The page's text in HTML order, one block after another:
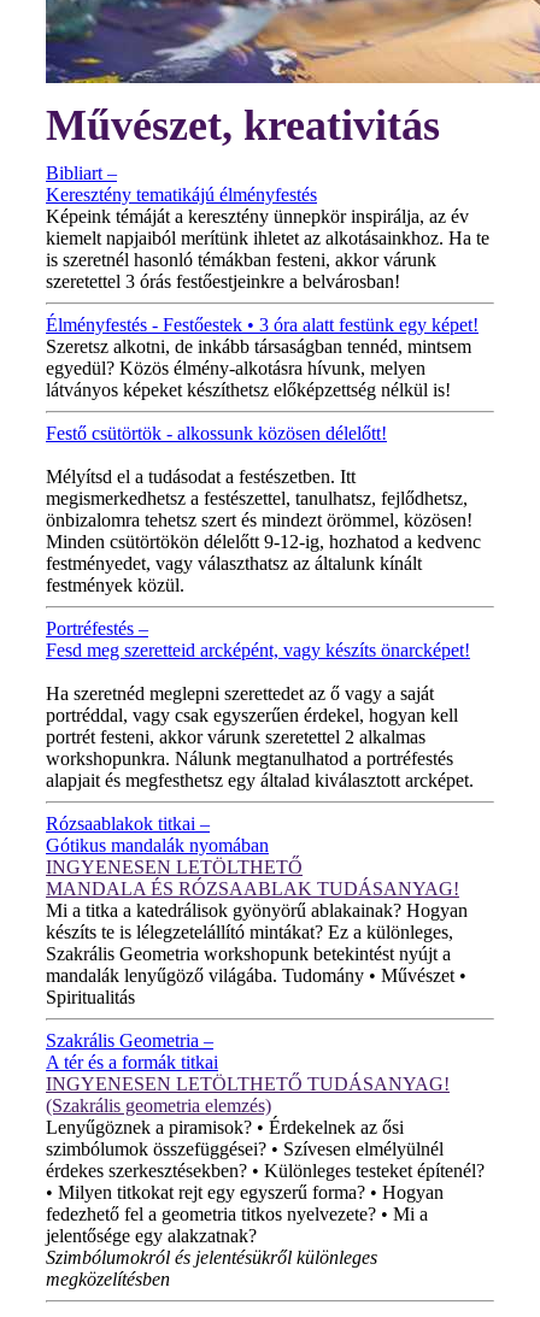
Művészet, kreativitás
Bibliart –
Keresztény tematikájú élményfestés
Képeink témáját a keresztény ünnepkör inspirálja, az év
kiemelt napjaiból merítünk ihletet az alkotásainkhoz. Ha te
is szeretnél hasonló témákban festeni, akkor várunk
szeretettel 3 órás festőestjeinkre a belvárosban!
Élményfestés - Festőestek • 3 óra alatt festünk egy képet!
Szeretsz alkotni, de inkább társaságban tennéd, mintsem
egyedül? Közös élmény-alkotásra hívunk, melyen
látványos képeket készíthetsz előképzettség nélkül is!
Festő csütörtök - alkossunk közösen délelőtt!
Mélyítsd el a tudásodat a festészetben. Itt
megismerkedhetsz a festészettel, tanulhatsz, fejlődhetsz,
önbizalomra tehetsz szert és mindezt örömmel, közösen!
Minden csütörtökön délelőtt 9-12-ig, hozhatod a kedvenc
festményedet, vagy választhatsz az általunk kínált
festmények közül.
Portréfestés –
Fesd meg szeretteid arcképént, vagy készíts önarcképet!
Ha szeretnéd meglepni szerettedet az ő vagy a saját
portréddal, vagy csak egyszerűen érdekel, hogyan kell
portrét festeni, akkor várunk szeretettel 2 alkalmas
workshopunkra. Nálunk megtanulhatod a portréfestés
alapjait és megfesthetsz egy általad kiválasztott arcképet.
Rózsaablakok titkai –
Gótikus mandalák nyomában
INGYENESEN LETÖLTHETŐ
MANDALA ÉS RÓZSAABLAK TUDÁSANYAG!
Mi a titka a katedrálisok gyönyörű ablakainak? Hogyan
készíts te is lélegzetelállító mintákat? Ez a különleges,
Szakrális Geometria workshopunk betekintést nyújt a
mandalák lenyűgöző világába. Tudomány • Művészet •
Spiritualitás
Szakrális Geometria –
A tér és a formák titkai
INGYENESEN LETÖLTHETŐ TUDÁSANYAG!
(Szakrális geometria elemzés)
Lenyűgöznek a piramisok? • Érdekelnek az ősi
szimbólumok összefüggései? • Szívesen elmélyülnél
érdekes szerkesztésekben? • Különleges testeket építenél?
• Milyen titkokat rejt egy egyszerű forma? • Hogyan
fedezhető fel a geometria titkos nyelvezete? • Mi a
jelentősége egy alakzatnak?
Szimbólumokról és jelentésükről különleges
megközelítésben